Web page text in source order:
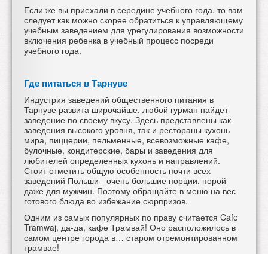
Если же вы приехали в середине учебного года, то вам
следует как можно скорее обратиться к управляющему
учебным заведением для урегулирования возможности
включения ребенка в учебный процесс посреди
учебного года.
Где питаться в Тарнуве
Индустрия заведений общественного питания в
Тарнуве развита широчайше, любой гурман найдет
заведение по своему вкусу. Здесь представлены как
заведения высокого уровня, так и рестораны кухонь
мира, пиццерии, пельменные, всевозможные кафе,
булочные, кондитерские, бары и заведения для
любителей определенных кухонь и направлений.
Стоит отметить общую особенность почти всех
заведений Польши - очень большие порции, порой
даже для мужчин. Поэтому обращайте в меню на вес
готового блюда во избежание сюрпризов.
Одним из самых популярных по праву считается Cafe
Tramwaj, да-да, кафе Трамвай! Оно расположилось в
самом центре города в… старом отремонтированном
трамвае!